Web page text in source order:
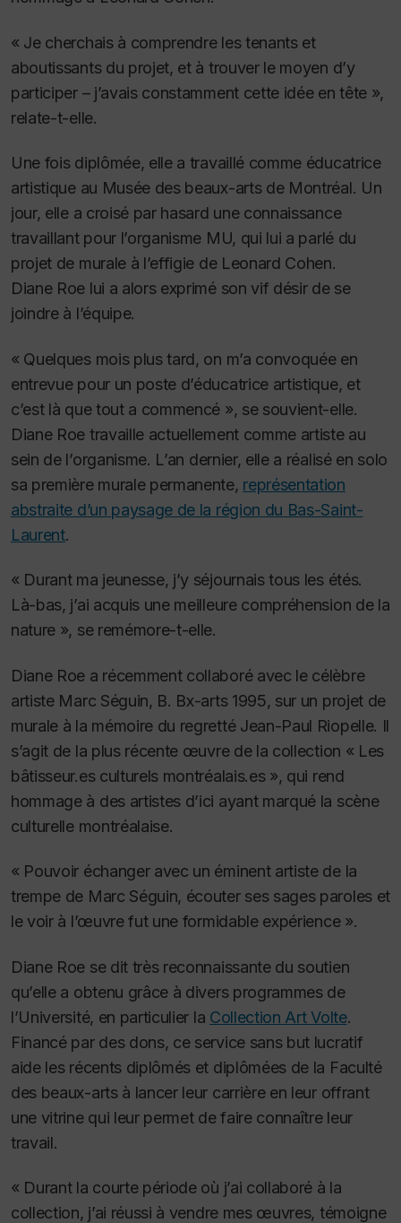
« Je cherchais à comprendre les tenants et
aboutissants du projet, et à trouver le moyen d’y
participer – j’avais constamment cette idée en tête »,
relate-t-elle.
Une fois diplômée, elle a travaillé comme éducatrice
artistique au Musée des beaux-arts de Montréal. Un
jour, elle a croisé par hasard une connaissance
travaillant pour l’organisme MU, qui lui a parlé du
projet de murale à l’effigie de Leonard Cohen.
Diane Roe lui a alors exprimé son vif désir de se
joindre à l’équipe.
« Quelques mois plus tard, on m’a convoquée en
entrevue pour un poste d’éducatrice artistique, et
c’est là que tout a commencé », se souvient-elle.
Diane Roe travaille actuellement comme artiste au
sein de l’organisme. L’an dernier, elle a réalisé en solo
sa première murale permanente, représentation
abstraite d’un paysage de la région du Bas-Saint-
Laurent.
« Durant ma jeunesse, j’y séjournais tous les étés.
Là-bas, j’ai acquis une meilleure compréhension de la
nature », se remémore-t-elle.
Diane Roe a récemment collaboré avec le célèbre
artiste Marc Séguin, B. Bx-arts 1995, sur un projet de
murale à la mémoire du regretté Jean-Paul Riopelle. Il
s’agit de la plus récente œuvre de la collection « Les
bâtisseur.es culturels montréalais.es », qui rend
hommage à des artistes d’ici ayant marqué la scène
culturelle montréalaise.
« Pouvoir échanger avec un éminent artiste de la
trempe de Marc Séguin, écouter ses sages paroles et
le voir à l’œuvre fut une formidable expérience ».
Diane Roe se dit très reconnaissante du soutien
qu’elle a obtenu grâce à divers programmes de
l’Université, en particulier la Collection Art Volte.
Financé par des dons, ce service sans but lucratif
aide les récents diplômés et diplômées de la Faculté
des beaux-arts à lancer leur carrière en leur offrant
une vitrine qui leur permet de faire connaître leur
travail.
« Durant la courte période où j’ai collaboré à la
collection, j’ai réussi à vendre mes œuvres, témoigne